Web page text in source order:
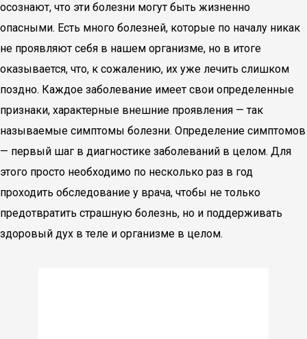
осознают, что эти болезни могут быть жизненно
опасными. Есть много болезней, которые по началу никак
не проявляют себя в нашем организме, но в итоге
оказывается, что, к сожалению, их уже лечить слишком
поздно. Каждое заболевание имеет свои определенные
признаки, характерные внешние проявления — так
называемые симптомы болезни. Определение симптомов
— первый шаг в диагностике заболеваний в целом. Для
этого просто необходимо по несколько раз в год
проходить обследование у врача, чтобы не только
предотвратить страшную болезнь, но и поддерживать
здоровый дух в теле и организме в целом.